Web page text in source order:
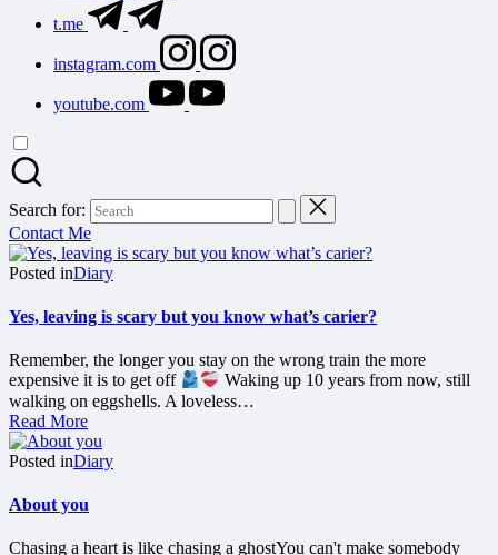
t.me
instagram.com
youtube.com
Search for:
Contact Me
Posted inDiary
Yes, leaving is scary but you know what’s carier?
Remember, the longer you stay on the wrong train the more
expensive it is to get off
Waking up 10 years from now, still
walking on eggshells. A loveless…
Read More
Posted inDiary
About you
Chasing a heart is like chasing a ghostYou can't make somebody